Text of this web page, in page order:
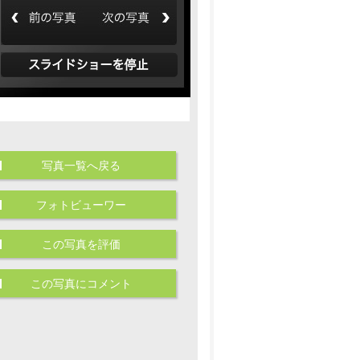
写真一覧へ戻る
フォトビューワー
この写真を評価
この写真にコメント